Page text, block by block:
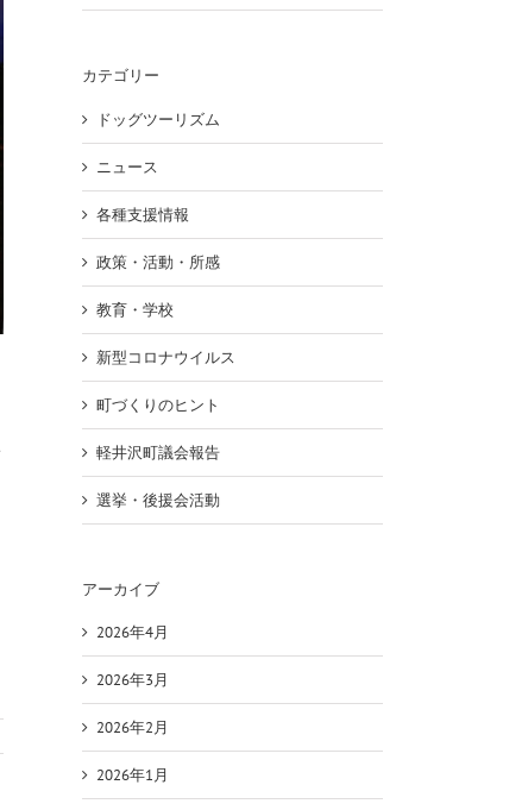
カテゴリー
ドッグツーリズム
ニュース
各種支援情報
政策・活動・所感
教育・学校
新型コロナウイルス
町づくりのヒント
軽井沢町議会報告
選挙・後援会活動
アーカイブ
2026年4月
2026年3月
2026年2月
2026年1月